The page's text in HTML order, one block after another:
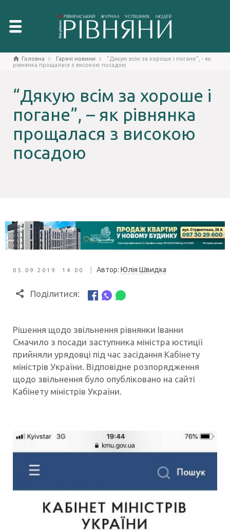
Головна Гарячі новини
"Дякую всім за хороше і погане", - як
рівнянка прощалася з високою посадою
“Дякую всім за хороше і
погане”, – як рівнянка
прощалася з високою
посадою
05.09.2019 14:00 Автор: Юлія Швидка
Поділитися:
Рішення щодо звільнення рівнянки Іванни
Смачило з посади заступника міністра юстиції
прийняли урядовці під час засідання Кабінету
міністрів України. Відповідне розпорядження
щодо звільнення було опубліковано на сайті
Кабінету міністрів України.